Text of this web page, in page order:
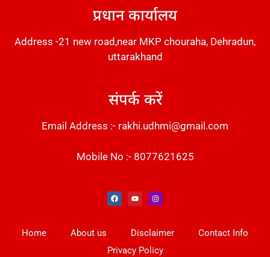
प्रधान कार्यालय
Address -21 new road,near MKP chouraha, Dehradun,
uttarakhand
संपर्क करें
Email Address :- rakhi.udhmi@gmail.com
Mobile No :- 8077621625
Home About us Disclaimer
Contact Info
Privacy Policy